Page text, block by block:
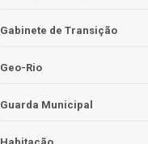
Gabinete de Transição
Geo-Rio
Guarda Municipal